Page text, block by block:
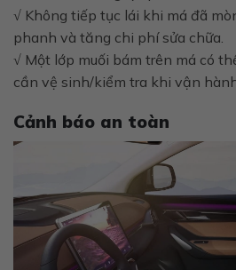
√ Không tiếp tục lái khi má đã
phanh và tăng chi phí sửa chữa.
√ Một lớp muối bám trên má có
cần vệ sinh/kiểm tra khi vận
Cảnh báo an toàn